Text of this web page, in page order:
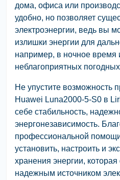
дома, офиса или
удобно, но позволяет
электроэнергии, ведь вы
излишки энергии для
например, в ночное время
неблагоприятных
Не упустите возможность
Huawei Luna2000-5-S0 в
себе стабильность,
энергонезависимость.
профессиональной
установить, настроить и
хранения энергии,
надежным источником